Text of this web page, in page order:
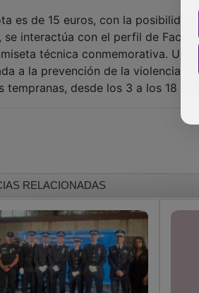
es de 15 euros, con la
se interactúa con el perfil de
técnica conmemorativa.
a la prevención de la violencia
tempranas, desde los 3 a los 18
RELACIONADAS